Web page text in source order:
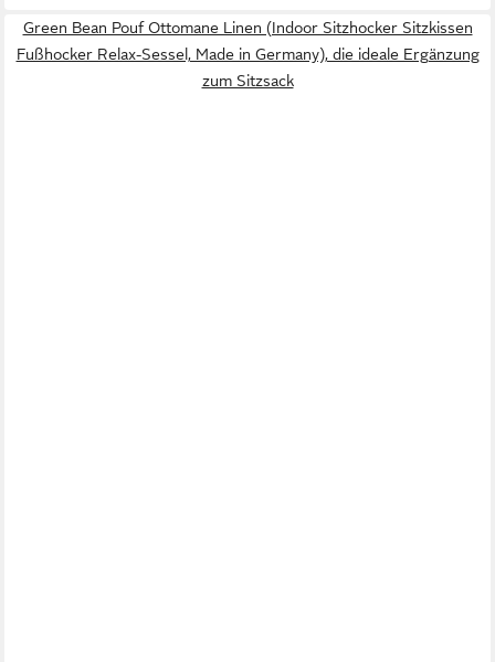
Green Bean Pouf Ottomane Linen (Indoor Sitzhocker Sitzkissen
Fußhocker Relax-Sessel, Made in Germany), die ideale Ergänzung
zum Sitzsack